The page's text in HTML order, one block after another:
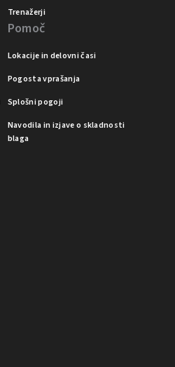
Trenažerji
Pomoč
Lokacije in delovni časi
Pogosta vprašanja
Splošni pogoji
Navodila in izjave o skladnosti
blaga